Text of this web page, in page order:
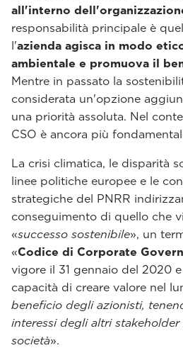
all'interno
responsabilità principale è
l'azienda agisca in modo
ambientale e promuova il
Mentre in passato la
considerata un'opzione
una priorità assoluta. Nel
CSO è ancora più
La crisi climatica, le disparità
linee politiche europee e le
strategiche del PNRR
conseguimento di quello che
«successo sostenibile», un
«Codice di Corporate
vigore il 31 gennaio del 2020
capacità di creare valore nel
beneficio degli azionisti,
interessi degli altri
società».